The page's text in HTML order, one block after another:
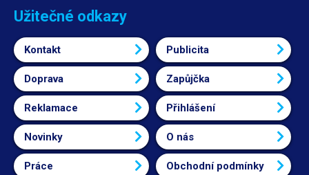
Užitečné odkazy
Kontakt Publicita
Doprava Zapůjčka
Reklamace Přihlášení
Novinky O nás
Práce Obchodní podmínky